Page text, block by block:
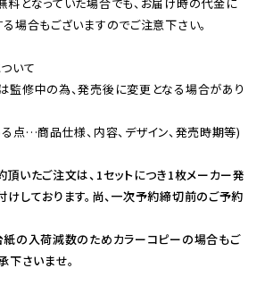
場合もございますのでご注意下さい。
いて
監修中の為、発売後に変更となる場合があり
点…商品仕様、内容、デザイン、発売時期等)
いたご注文は、1セットにつき1枚メーカー発
しております。尚、一次予約締切前のご予約
紙の入荷減数のためカラーコピーの場合もご
下さいませ。